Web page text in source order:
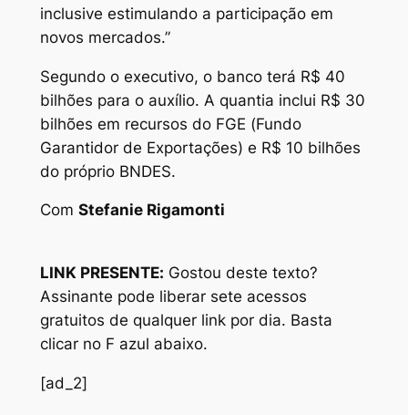
inclusive estimulando a participação em
novos mercados.”
Segundo o executivo, o banco terá R$ 40
bilhões para o auxílio. A quantia inclui R$ 30
bilhões em recursos do FGE (Fundo
Garantidor de Exportações) e R$ 10 bilhões
do próprio BNDES.
Com Stefanie Rigamonti
LINK PRESENTE: Gostou deste texto?
Assinante pode liberar sete acessos
gratuitos de qualquer link por dia. Basta
clicar no F azul abaixo.
[ad_2]